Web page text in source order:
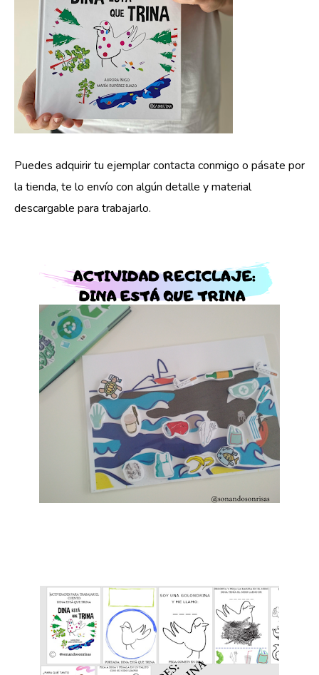
Puedes adquirir tu ejemplar contacta conmigo o pásate por
la tienda, te lo envío con algún detalle y material
descargable para trabajarlo.